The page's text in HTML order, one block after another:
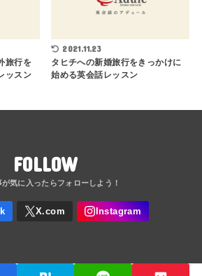
旅行を
ッスン
2021.11.23
タヒチへの新婚旅行をきっかけに
始める英会話レッスン
FOLLOW